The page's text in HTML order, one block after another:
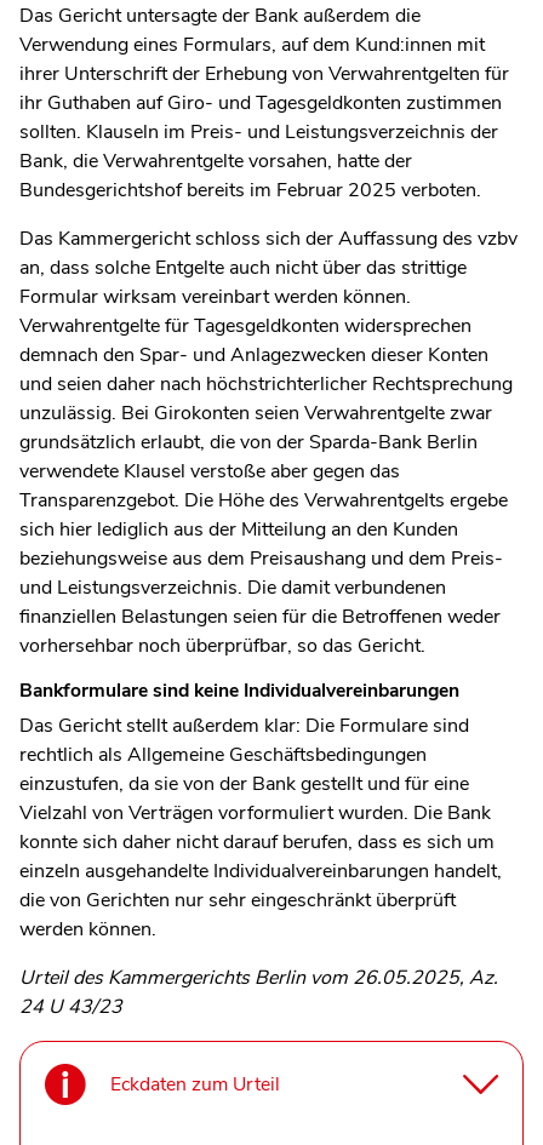
Das Gericht untersagte der Bank außerdem die
Verwendung eines Formulars, auf dem Kund:innen mit
ihrer Unterschrift der Erhebung von Verwahrentgelten für
ihr Guthaben auf Giro- und Tagesgeldkonten zustimmen
sollten. Klauseln im Preis- und Leistungsverzeichnis der
Bank, die Verwahrentgelte vorsahen, hatte der
Bundesgerichtshof bereits im Februar 2025 verboten.
Das Kammergericht schloss sich der Auffassung des vzbv
an, dass solche Entgelte auch nicht über das strittige
Formular wirksam vereinbart werden können.
Verwahrentgelte für Tagesgeldkonten widersprechen
demnach den Spar- und Anlagezwecken dieser Konten
und seien daher nach höchstrichterlicher Rechtsprechung
unzulässig. Bei Girokonten seien Verwahrentgelte zwar
grundsätzlich erlaubt, die von der Sparda-Bank Berlin
verwendete Klausel verstoße aber gegen das
Transparenzgebot. Die Höhe des Verwahrentgelts ergebe
sich hier lediglich aus der Mitteilung an den Kunden
beziehungsweise aus dem Preisaushang und dem Preis-
und Leistungsverzeichnis. Die damit verbundenen
finanziellen Belastungen seien für die Betroffenen weder
vorhersehbar noch überprüfbar, so das Gericht.
Bankformulare sind keine Individualvereinbarungen
Das Gericht stellt außerdem klar: Die Formulare sind
rechtlich als Allgemeine Geschäftsbedingungen
einzustufen, da sie von der Bank gestellt und für eine
Vielzahl von Verträgen vorformuliert wurden. Die Bank
konnte sich daher nicht darauf berufen, dass es sich um
einzeln ausgehandelte Individualvereinbarungen handelt,
die von Gerichten nur sehr eingeschränkt überprüft
werden können.
Urteil des Kammergerichts Berlin vom 26.05.2025, Az.
24 U 43/23
Eckdaten zum Urteil